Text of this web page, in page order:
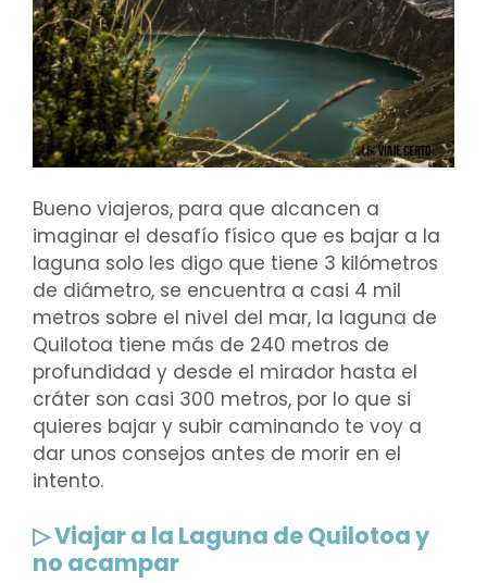
Bueno viajeros, para que alcancen a
imaginar el desafío físico que es bajar a la
laguna solo les digo que tiene 3 kilómetros
de diámetro, se encuentra a casi 4 mil
metros sobre el nivel del mar, la laguna de
Quilotoa tiene más de 240 metros de
profundidad y desde el mirador hasta el
cráter son casi 300 metros, por lo que si
quieres bajar y subir caminando te voy a
dar unos consejos antes de morir en el
intento.
▷ Viajar a la Laguna de Quilotoa y
no acampar